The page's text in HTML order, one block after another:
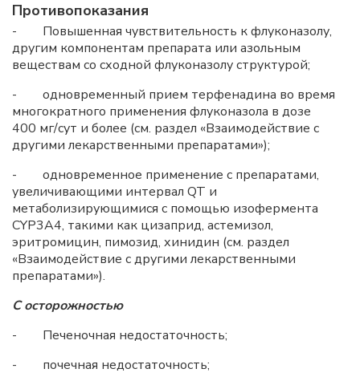
Противопоказания
- Повышенная чувствительность к флуконазолу,
другим компонентам препарата или азольным
веществам со сходной флуконазолу структурой;
- одновременный прием терфенадина во время
многократного применения флуконазола в дозе
400 мг/сут и более (см. раздел «Взаимодействие с
другими лекарственными препаратами»);
- одновременное применение с препаратами,
увеличивающими интервал QT и
метаболизирующимися с помощью изофермента
CYP3A4, такими как цизаприд, астемизол,
эритромицин, пимозид, хинидин (см. раздел
«Взаимодействие с другими лекарственными
препаратами»).
С осторожностью
- Печеночная недостаточность;
- почечная недостаточность;